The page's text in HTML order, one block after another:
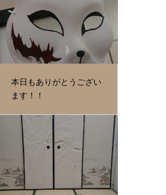
本日もありがとうござい
ます！！